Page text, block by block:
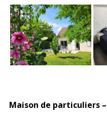
Maison de particuliers